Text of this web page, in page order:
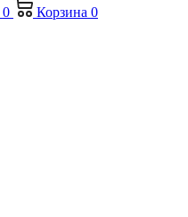
0 Корзина 0